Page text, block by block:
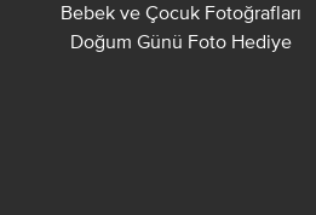
Bebek ve Çocuk Fotoğrafları
Doğum Günü Foto Hediye